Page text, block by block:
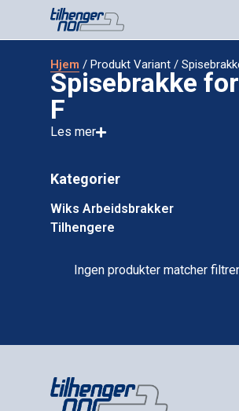
Hjem / Produkt Variant /
Spisebrakke
F
Les mer
Kategorier
Wiks Arbeidsbrakker
Tilhengere
Ingen produkter matcher